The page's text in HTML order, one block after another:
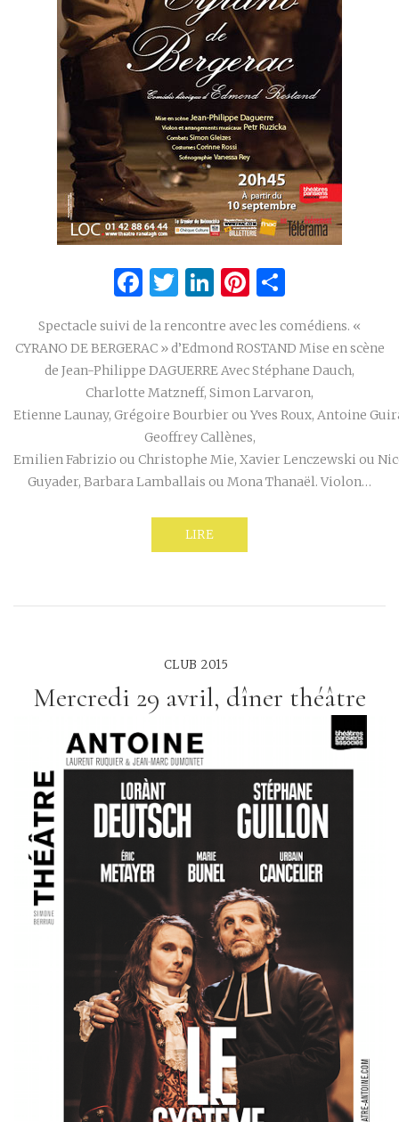
Facebook
Twitter
LinkedIn
Pinterest
Spectacle suivi de la rencontre avec les comédiens. «
CYRANO DE BERGERAC » d’Edmond ROSTAND Mise en scène
de Jean-Philippe DAGUERRE Avec Stéphane Dauch,
Charlotte Matzneff, Simon Larvaron,
Etienne Launay, Grégoire Bourbier ou Yves Roux, Antoine
Geoffrey Callènes,
Emilien Fabrizio ou Christophe Mie, Xavier Lenczewski ou
Guyader, Barbara Lamballais ou Mona Thanaël. Violon…
LIRE
CLUB 2015
Mercredi 29 avril, dîner théâtre